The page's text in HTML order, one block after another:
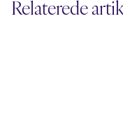
Relaterede